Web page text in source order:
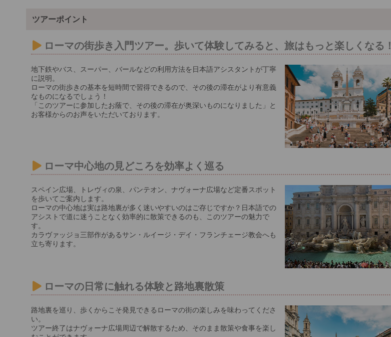
ツアーポイント
ローマの街歩き入門ツアー。歩いて体験してみると、旅はもっと楽しくなる！
地下鉄やバス、スーパー、バールなどの利用方法を日本語アシスタントが丁寧
に説明。
ローマの街歩きの基本を短時間で習得できるので、その後の滞在がより有意義
なものになるでしょう！
「このツアーに参加したお蔭で、その後の滞在が奥深いものになりました」と
お客様からのお声をいただいております。
ローマ中心地の見どころを効率よく巡る
スペイン広場、トレヴィの泉、パンテオン、ナヴォーナ広場など定番スポット
を歩いてご案内します。
ローマの中心地は実は路地裏が多く迷いやすいのはご存じですか？日本語での
アシストで道に迷うことなく効率的に散策できるのも、このツアーの魅力で
す。
カラヴァッジョ三部作があるサン・ルイージ・デイ・フランチェージ教会へも
立ち寄ります。
ローマの日常に触れる体験と路地裏散策
路地裏を巡り、歩くからこそ発見できるローマの街の楽しみを味わってくださ
い。
ツアー終了はナヴォーナ広場周辺で解散するため、そのまま散策や食事を楽し